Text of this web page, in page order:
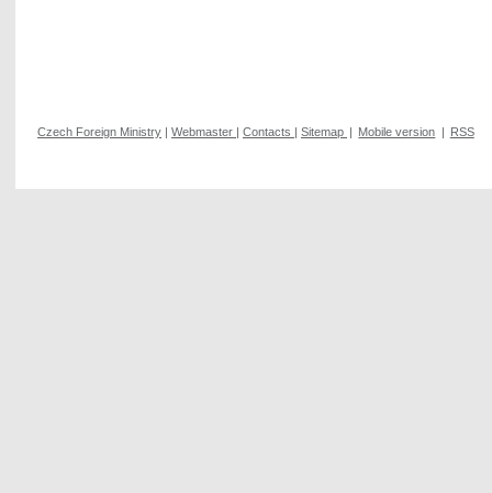
Czech Foreign Ministry | Webmaster | Contacts | Sitemap | Mobile version | RSS